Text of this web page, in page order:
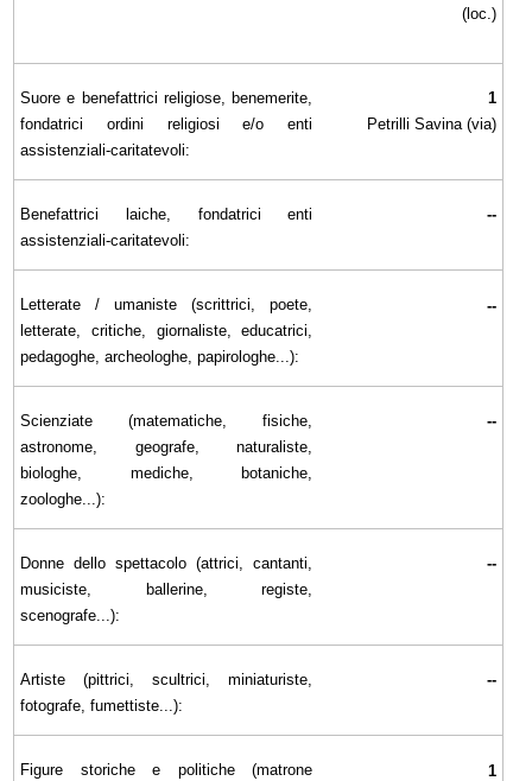
(loc.)
Suore e benefattrici religiose, benemerite,
fondatrici ordini religiosi e/o enti
assistenziali-caritatevoli:
1
Petrilli Savina (via)
Benefattrici laiche, fondatrici enti
assistenziali-caritatevoli:
--
Letterate / umaniste (scrittrici, poete,
letterate, critiche, giornaliste, educatrici,
pedagoghe, archeologhe, papirologhe...):
--
Scienziate (matematiche, fisiche,
astronome, geografe, naturaliste,
biologhe, mediche, botaniche,
zoologhe...):
--
Donne dello spettacolo (attrici, cantanti,
musiciste, ballerine, registe,
scenografe...):
--
Artiste (pittrici, scultrici, miniaturiste,
fotografe, fumettiste...):
--
Figure storiche e politiche (matrone
1